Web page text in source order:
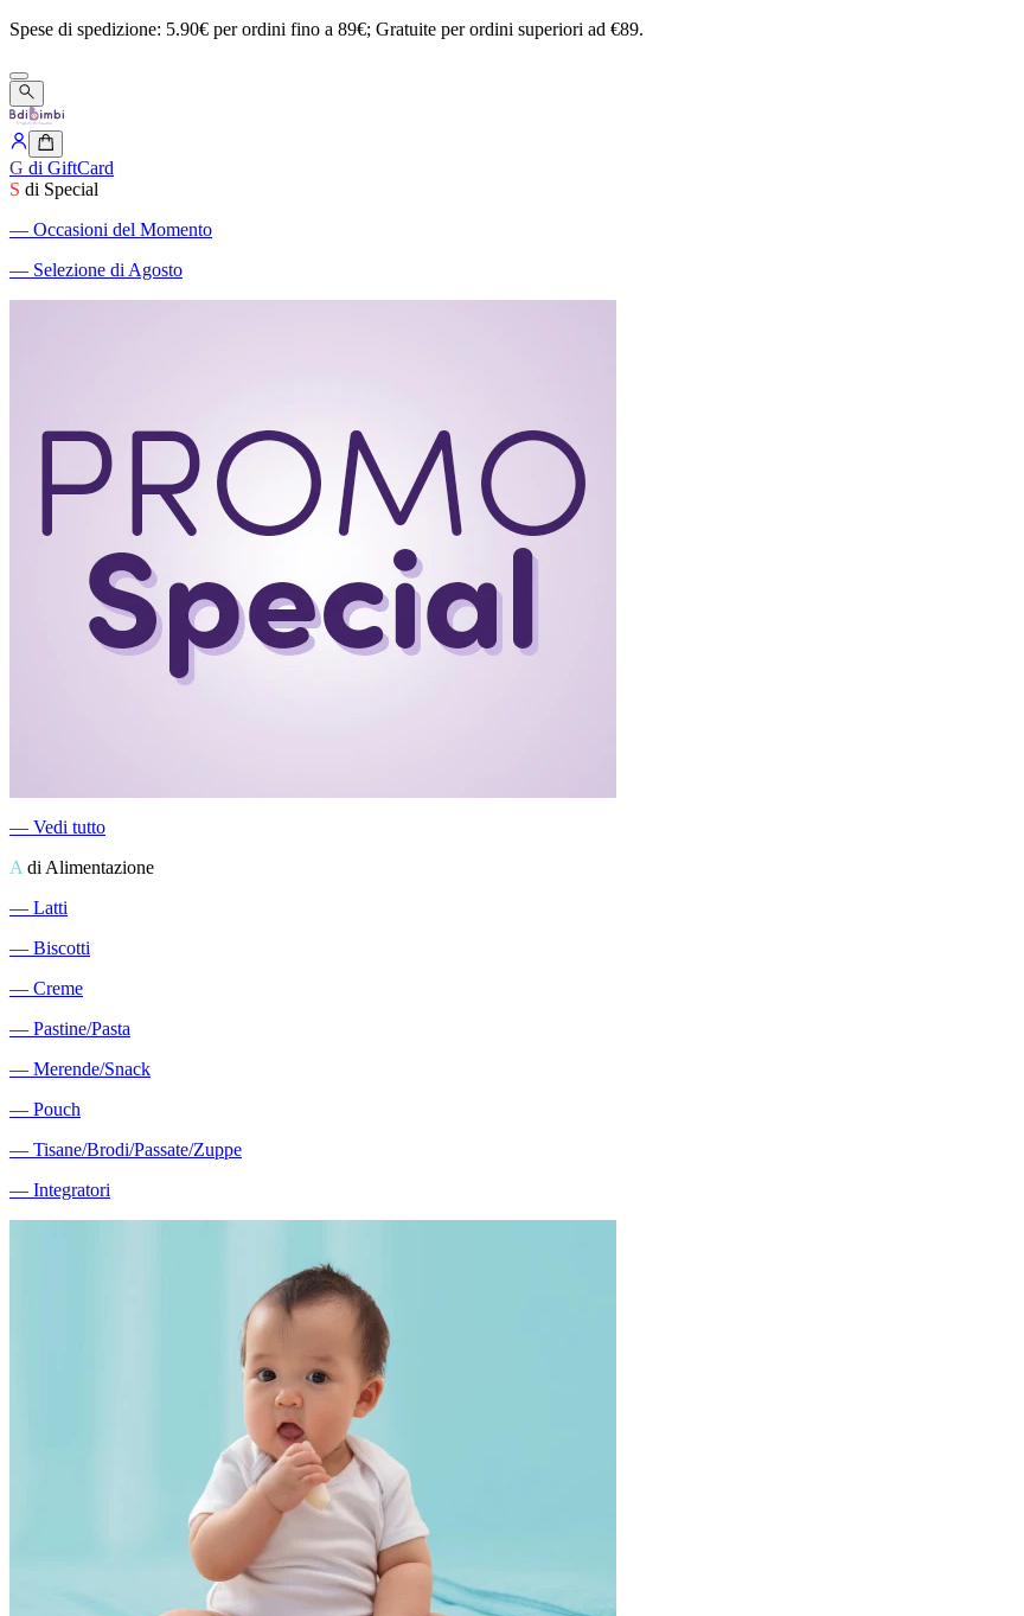
Spese di spedizione: 5.90€ perordini fino a 89€; Gratuite perordini superiori ad €89.
G di GiftCard
S di Special
― Occasioni del Momento
― Selezione di Agosto
― Vedi tutto
A di Alimentazione
― Latti
― Biscotti
― Creme
― Pastine/Pasta
― Merende/Snack
― Pouch
― Tisane/Brodi/Passate/Zuppe
― Integratori